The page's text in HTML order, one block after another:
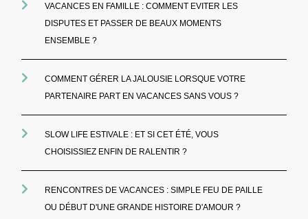
VACANCES EN FAMILLE : COMMENT EVITER LES
DISPUTES ET PASSER DE BEAUX MOMENTS
ENSEMBLE ?
COMMENT GÉRER LA JALOUSIE LORSQUE VOTRE
PARTENAIRE PART EN VACANCES SANS VOUS ?
SLOW LIFE ESTIVALE : ET SI CET ÉTÉ, VOUS
CHOISISSIEZ ENFIN DE RALENTIR ?
RENCONTRES DE VACANCES : SIMPLE FEU DE PAILLE
OU DÉBUT D'UNE GRANDE HISTOIRE D'AMOUR ?